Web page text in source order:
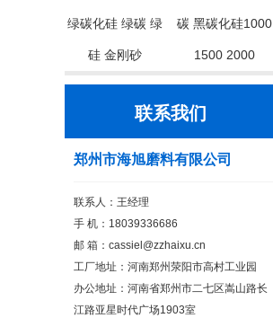
绿碳化硅 绿碳 绿
硅 金刚砂
碳 黑碳化硅1000
1500 2000
联系我们
郑州市海旭磨料有限公司
联系人：王经理
手 机：18039336686
邮 箱：cassiel@zzhaixu.cn
工厂地址：河南郑州荥阳市高村工业园
办公地址：河南省郑州市二七区嵩山路长
江路亚星时代广场1903室